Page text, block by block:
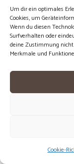
Um dir ein optimales
Cookies, um
Wenn du diesen
Surfverhalten oder
deine Zustimmung
Merkmale und
Cookie-